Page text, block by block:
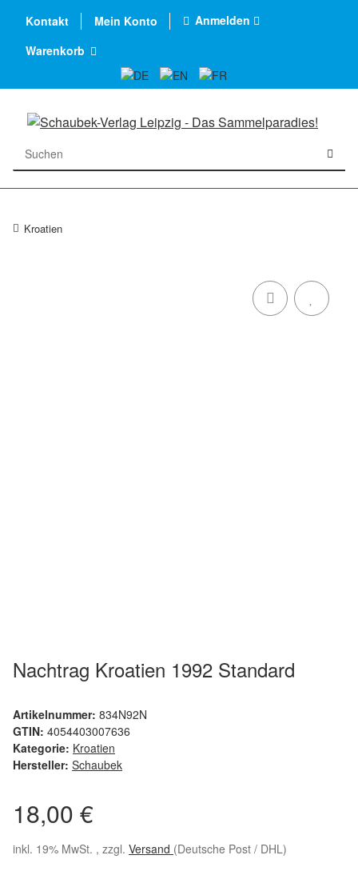
Kontakt Mein Konto
Anmelden
Warenkorb
Kroatien
Nachtrag Kroatien 1992 Standard
Artikelnummer: 834N92N
GTIN: 4054403007636
Kategorie: Kroatien
Hersteller: Schaubek
18,00 €
inkl. 19% MwSt. , zzgl. Versand (Deutsche Post / DHL)